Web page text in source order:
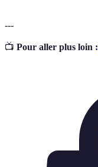
---
📺 Pour aller plus loin :